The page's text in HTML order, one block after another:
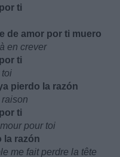
ti
de amor por ti muero
en crever
ti
toi
pierdo la razón
ti
pour toi
la razón
me fait perdre la tête